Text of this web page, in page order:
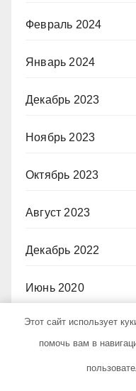
Февраль 2024
Январь 2024
Декабрь 2023
Ноябрь 2023
Октябрь 2023
Август 2023
Декабрь 2022
Июнь 2020
Май 2020
Этот сайт использует
помочь вам в